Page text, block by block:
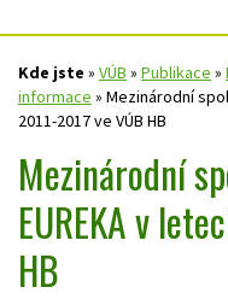
Kde jste » VÚB » Publikace »
informace » Mezinárodní
2011-2017 ve VÚB HB
Mezinárodní
EUREKA v
HB